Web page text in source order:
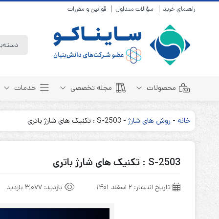
راهنمای خرید سؤالات متداول قوانین و مقررات
محصولات
باتری سیلد لید اسید
باتری 6 ولت
باتری لیتیوم
مجله تخصصی
مبانی باتری
تست و کنترل
باتری هوشمند
خدمات
خانه - روش های شارژ- S-2503 : تکنیک های شارژ باتری
S-2503 : تکنیک های شارژ باتری
تاریخ انتشار: ۲ اسفند ۱۴۰۱ بازدید: 3,077 بازدید